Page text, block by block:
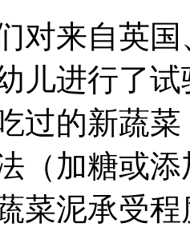
来自英国
儿进行了
过的新蔬
（加糖或
菜泥承受